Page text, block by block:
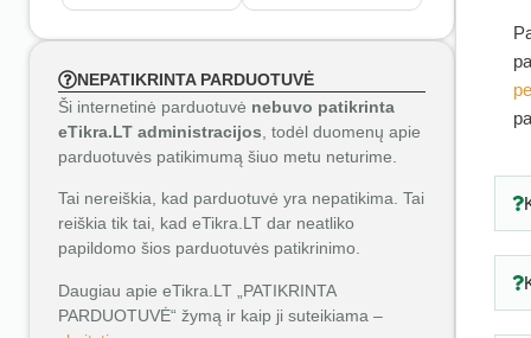
NEPATIKRINTA PARDUOTUVĖ
Ši internetinė parduotuvė nebuvo patikrinta
eTikra.LT administracijos , todėl duomenų apie
parduotuvės patikimumą šiuo metu neturime.
Tai nereiškia, kad parduotuvė yra nepatikima. Tai
reiškia tik tai, kad eTikra.LT dar neatliko
papildomo šios parduotuvės patikrinimo.
Daugiau apie eTikra.LT „PATIKRINTA
PARDUOTUVĖ“ žymą ir kaip ji suteikiama –